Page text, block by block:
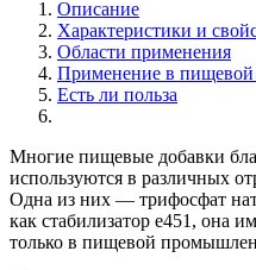
Описание
Характеристики и
Области применения
Применение в
Есть ли польза
Многие пищевые добавки
используются в различных
Одна из них — трифосфат
как стабилизатор е451, она
только в пищевой